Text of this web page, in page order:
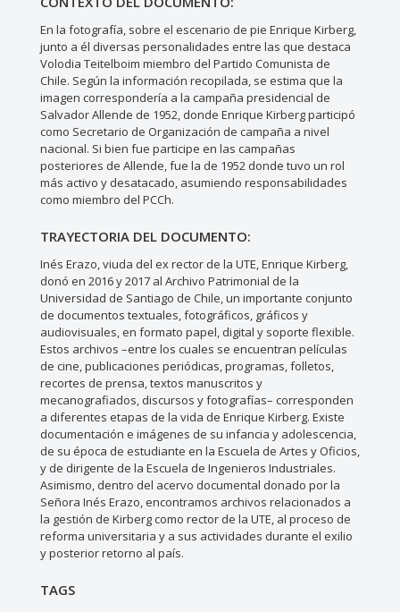
En la fotografía, sobre el escenario de pie Enrique Kirberg,
junto a él diversas personalidades entre las que destaca
Volodia Teitelboim miembro del Partido Comunista de
Chile. Según la información recopilada, se estima que la
imagen correspondería a la campaña presidencial de
Salvador Allende de 1952, donde Enrique Kirberg participó
como Secretario de Organización de campaña a nivel
nacional. Si bien fue participe en las campañas
posteriores de Allende, fue la de 1952 donde tuvo un rol
más activo y desatacado, asumiendo responsabilidades
como miembro del PCCh.
TRAYECTORIA DEL DOCUMENTO:
Inés Erazo, viuda del ex rector de la UTE, Enrique Kirberg,
donó en 2016 y 2017 al Archivo Patrimonial de la
Universidad de Santiago de Chile, un importante conjunto
de documentos textuales, fotográficos, gráficos y
audiovisuales, en formato papel, digital y soporte flexible.
Estos archivos –entre los cuales se encuentran películas
de cine, publicaciones periódicas, programas, folletos,
recortes de prensa, textos manuscritos y
mecanografiados, discursos y fotografías– corresponden
a diferentes etapas de la vida de Enrique Kirberg. Existe
documentación e imágenes de su infancia y adolescencia,
de su época de estudiante en la Escuela de Artes y Oficios,
y de dirigente de la Escuela de Ingenieros Industriales.
Asimismo, dentro del acervo documental donado por la
Señora Inés Erazo, encontramos archivos relacionados a
la gestión de Kirberg como rector de la UTE, al proceso de
reforma universitaria y a sus actividades durante el exilio
y posterior retorno al país.
TAGS